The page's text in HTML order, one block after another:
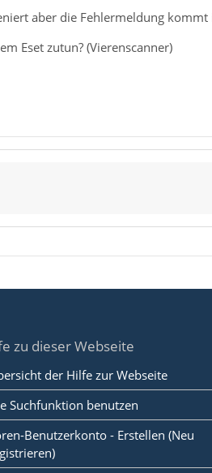
aber die Fehlermeldung
Eset zutun? (Vierenscanner)
zu dieser Webseite
der Hilfe zur Webseite
Suchfunktion benutzen
Benutzerkonto - Erstellen (Neu